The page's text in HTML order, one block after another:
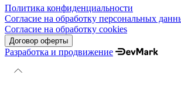
Политика конфиденциальности
Согласие на обработку персональных
Согласие на обработку cookies
Договор оферты
Разработка и продвижение